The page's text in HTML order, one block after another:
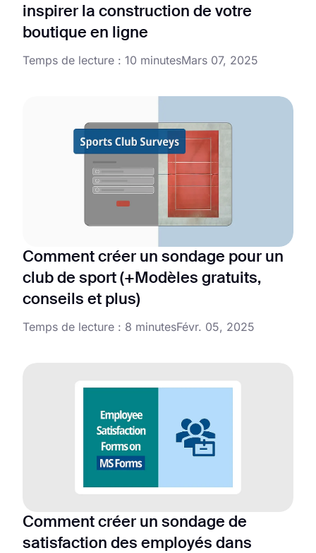
inspirer la construction de votre
boutique en ligne
Temps de lecture : 10 minutesMars 07, 2025
Comment créer un sondage pour un
club de sport (+Modèles gratuits,
conseils et plus)
Temps de lecture : 8 minutesFévr. 05, 2025
Comment créer un sondage de
satisfaction des employés dans